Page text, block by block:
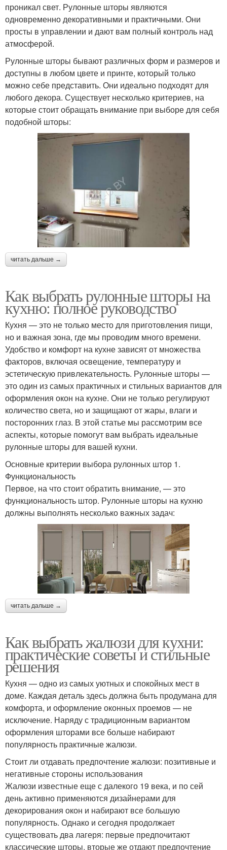
проникал свет. Рулонные шторы являются
одновременно декоративными и практичными. Они
просты в управлении и дают вам полный контроль над
атмосферой.
Рулонные шторы бывают различных форм и размеров и
доступны в любом цвете и принте, который только
можно себе представить. Они идеально подходят для
любого декора. Существует несколько критериев, на
которые стоит обращать внимание при выборе для себя
подобной шторы:
читать дальше →
Как выбрать рулонные шторы на
кухню: полное руководство
Кухня — это не только место для приготовления пищи,
но и важная зона, где мы проводим много времени.
Удобство и комфорт на кухне зависят от множества
факторов, включая освещение, температуру и
эстетическую привлекательность. Рулонные шторы —
это один из самых практичных и стильных вариантов для
оформления окон на кухне. Они не только регулируют
количество света, но и защищают от жары, влаги и
посторонних глаз. В этой статье мы рассмотрим все
аспекты, которые помогут вам выбрать идеальные
рулонные шторы для вашей кухни.
Основные критерии выбора рулонных штор 1.
Функциональность
Первое, на что стоит обратить внимание, — это
функциональность штор. Рулонные шторы на кухню
должны выполнять несколько важных задач:
читать дальше →
Как выбрать жалюзи для кухни:
практические советы и стильные
решения
Кухня — одно из самых уютных и спокойных мест в
доме. Каждая деталь здесь должна быть продумана для
комфорта, и оформление оконных проемов — не
исключение. Наряду с традиционным вариантом
оформления шторами все больше набирают
популярность практичные жалюзи.
Стоит ли отдавать предпочтение жалюзи: позитивные и
негативные стороны использования
Жалюзи известные еще с далекого 19 века, и по сей
день активно применяются дизайнерами для
декорирования окон и набирают все большую
популярность. Однако и сегодня продолжает
существовать два лагеря: первые предпочитают
классические шторы, вторые же отдают предпочтение